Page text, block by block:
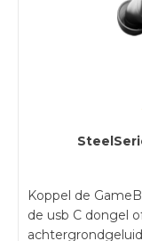
Koppel de
de usb C dongel